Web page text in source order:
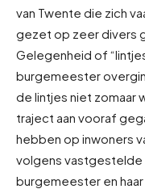
van Twente die zich
gezet op zeer divers
Gelegenheid of
burgemeester
de lintjes niet zomaar
traject aan vooraf
hebben op inwoners
volgens
burgemeester en